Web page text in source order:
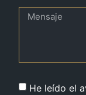
He leído el